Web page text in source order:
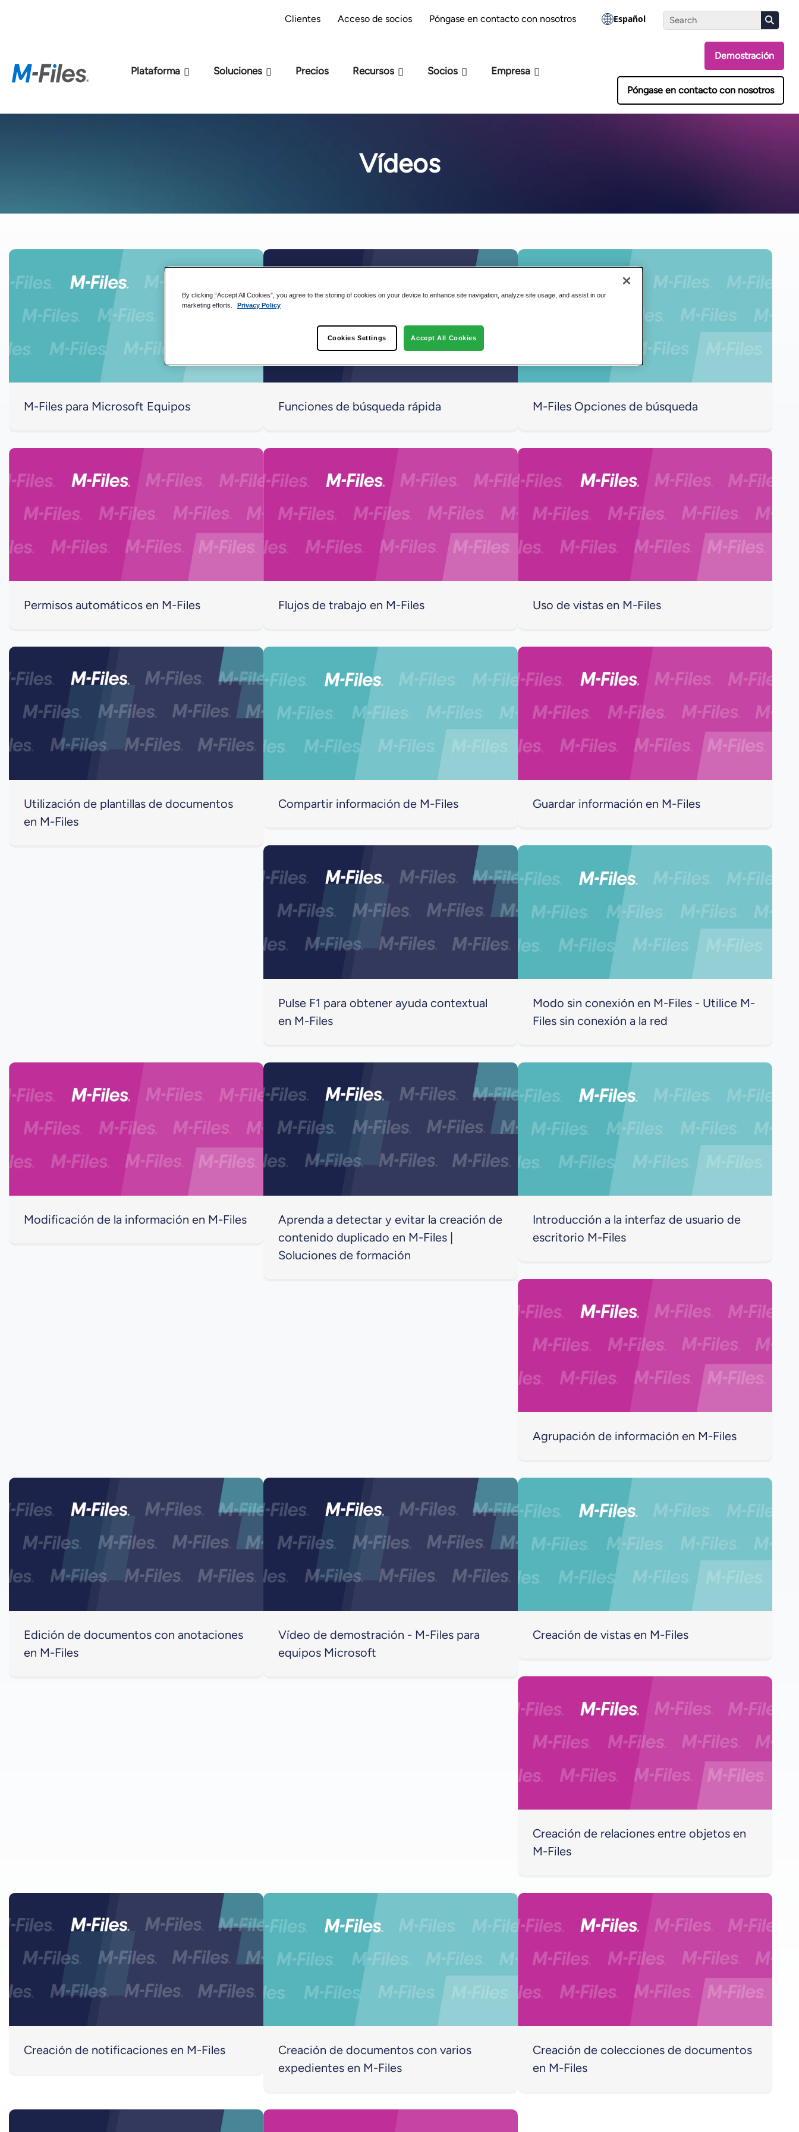
Clientes Acceso de socios Póngase en contacto con nosotros Español
Plataforma Soluciones Precios Recursos Socios Empresa
Demostración
Póngase en contacto con nosotros
Vídeos
M-Files para Microsoft Equipos Funciones de búsqueda rápida M-Files Opciones de búsqueda
Permisos automáticos en M-Files Flujos de trabajo en M-Files Uso de vistas en M-Files
Utilización de plantillas de documentos
en M-Files
Compartir información de M-Files Guardar información en M-Files
Pulse F1 para obtener ayuda contextual
en M-Files
Modo sin conexión en M-Files - Utilice M-
Files sin conexión a la red
Modificación de la información en M-Files
Aprenda a detectar y evitar la creación de
contenido duplicado en M-Files |
Soluciones de formación
Introducción a la interfaz de usuario de
escritorio M-Files
Agrupación de información en M-Files
Edición de documentos con anotaciones
en M-Files
Vídeo de demostración - M-Files para
equipos Microsoft
Creación de vistas en M-Files
Creación de relaciones entre objetos en
M-Files
Creación de notificaciones en M-Files
Creación de documentos con varios
expedientes en M-Files
Creación de colecciones de documentos
en M-Files
IA?
Realiza la evaluación
By clicking “Accept All Cookies”, you agree to the storing of cookies on your device to enhance site navigation, analyze site usage, and assist in our
marketing efforts.
Privacy Policy
Cookies Settings Accept All Cookies